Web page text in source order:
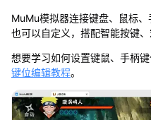
MuMu模拟器连接键盘、鼠标、
也可以自定义，搭配智能按键
想要学习如何设置键鼠、手柄
键位编辑教程。